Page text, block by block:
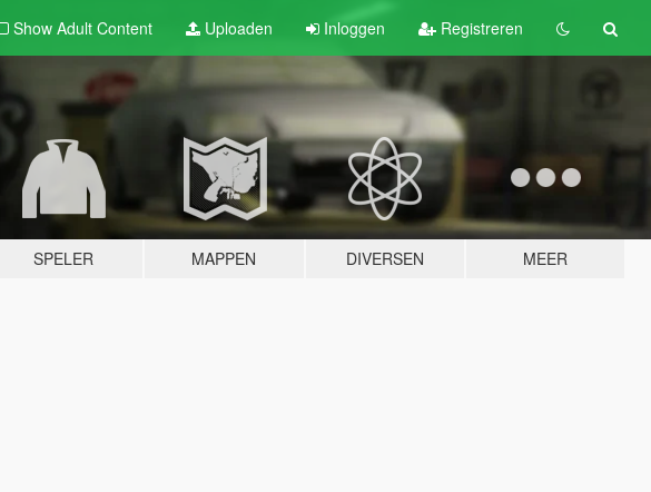
Show Adult Content Uploaden Inloggen Registreren
SPELER MAPPEN DIVERSEN MEER